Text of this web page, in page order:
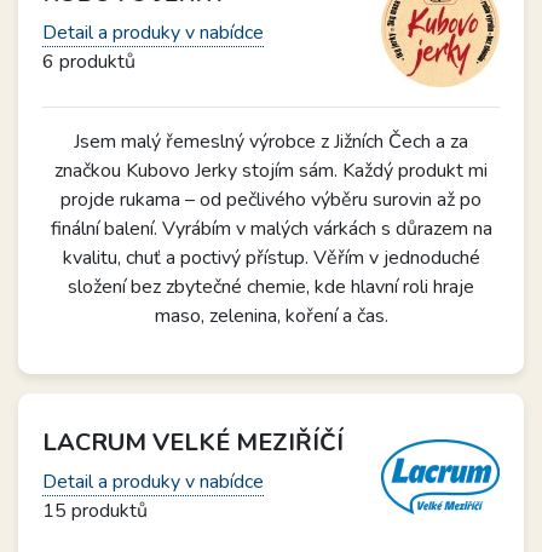
Detail a produky v nabídce
6 produktů
Jsem malý řemeslný výrobce z Jižních Čech a za
značkou Kubovo Jerky stojím sám. Každý produkt mi
projde rukama – od pečlivého výběru surovin až po
finální balení. Vyrábím v malých várkách s důrazem na
kvalitu, chuť a poctivý přístup. Věřím v jednoduché
složení bez zbytečné chemie, kde hlavní roli hraje
maso, zelenina, koření a čas.
LACRUM VELKÉ MEZIŘÍČÍ
Detail a produky v nabídce
15 produktů